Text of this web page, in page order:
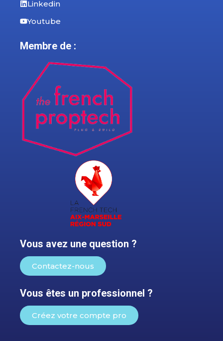
Linkedin
Youtube
Membre de :
Vous avez une question ?
Contactez-nous
Vous êtes un professionnel ?
Créez votre compte pro